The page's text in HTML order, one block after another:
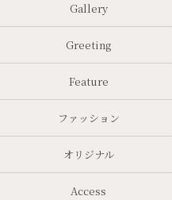
Gallery
Greeting
Feature
ファッション
オリジナル
Access